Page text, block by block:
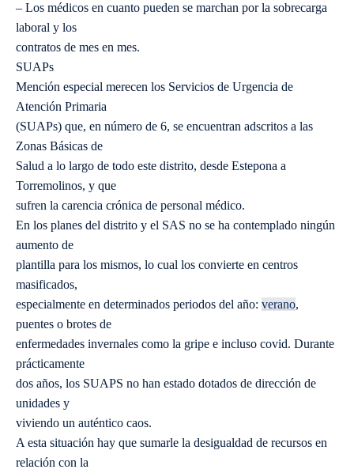
– Los médicos en cuanto pueden se marchan por la sobrecarga
laboral y los
contratos de mes en mes.
SUAPs
Mención especial merecen los Servicios de Urgencia de
Atención Primaria
(SUAPs) que, en número de 6, se encuentran adscritos a las
Zonas Básicas de
Salud a lo largo de todo este distrito, desde Estepona a
Torremolinos, y que
sufren la carencia crónica de personal médico.
En los planes del distrito y el SAS no se ha contemplado ningún
aumento de
plantilla para los mismos, lo cual los convierte en centros
masificados,
especialmente en determinados periodos del año: verano,
puentes o brotes de
enfermedades invernales como la gripe e incluso covid. Durante
prácticamente
dos años, los SUAPS no han estado dotados de dirección de
unidades y
viviendo un auténtico caos.
A esta situación hay que sumarle la desigualdad de recursos en
relación con la